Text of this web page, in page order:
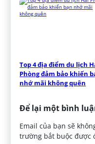
Top 4 địa điểm du lịch
Phòng đảm bảo khiến
nhớ mãi không quên
Để lại một bình
Email của bạn sẽ
trường bắt buộc được